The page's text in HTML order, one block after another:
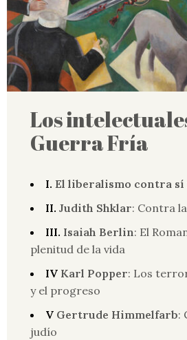
Los
Guerra Fría
I. El liberalismo contra sí
II. Judith Shklar: Contra
III. Isaiah Berlin: El
plenitud de la vida
IV Karl Popper: Los
y el progreso
V Gertrude Himmelfarb:
judío